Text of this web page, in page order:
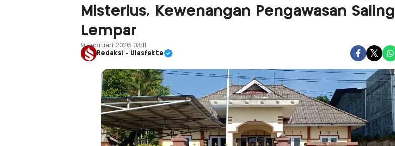
Misterius, Kewenangan Pengawasan Saling
Lempar
9 Februari 2026 03:11
Redaksi - Ulasfakta